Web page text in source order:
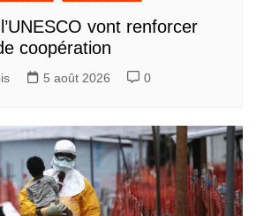
vont renforcer
coopération
5 août 2026 0